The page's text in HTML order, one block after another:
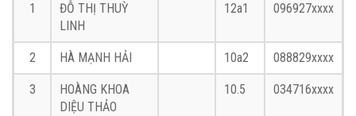
1
ĐỖ THỊ THUỲ
LINH
12a1 096927xxxx
2 HÀ MẠNH HẢI 10a2 088829xxxx
3
HOÀNG KHOA
DIỆU THẢO
10.5 034716xxxx